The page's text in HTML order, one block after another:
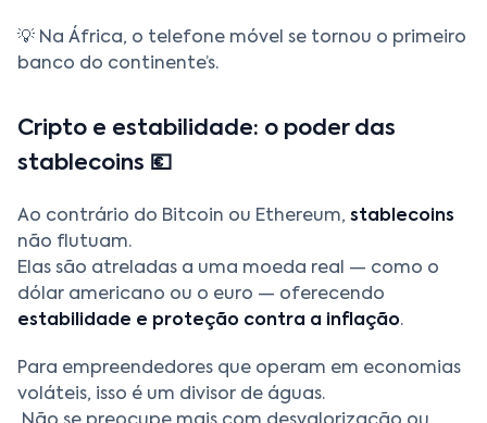
💡 Na África, o telefone móvel se tornou o primeiro
banco do continente’s.
Cripto e estabilidade: o poder das
stablecoins 💶
Ao contrário do Bitcoin ou Ethereum, stablecoins
não flutuam.
Elas são atreladas a uma moeda real — como o
dólar americano ou o euro — oferecendo
estabilidade e proteção contra a inflação.
Para empreendedores que operam em economias
voláteis, isso é um divisor de águas.